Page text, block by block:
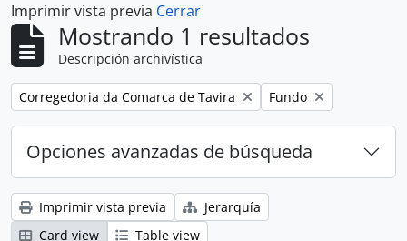
Imprimir vista previa Cerrar
Mostrando 1 resultados
Descripción archivística
Remove filter:
Corregedoria da Comarca de Tavira Remove filter:
Fundo
Opciones avanzadas de búsqueda
Imprimir vista previa
Jerarquía
Card view
Table view